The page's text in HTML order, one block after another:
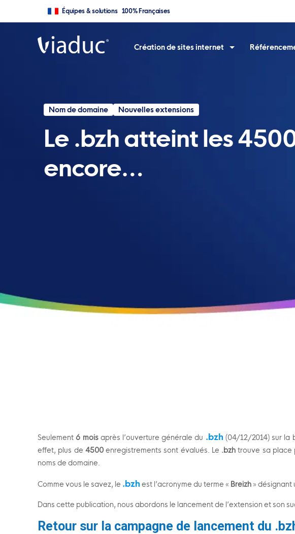
Équipes & solutions 100% Françaises
Création de sites internet
Nom de domaine Nouvelles extensions
Le .bzh atteint les
encore…
Seulement6 moisaprès l’ouverture générale du .bzh (04/12/2014) sur la
effet, plus de 4500enregistrements sont évalués. Le .bzh trouve sa place
noms de domaine.
Comme vous le savez, le .bzh est l’acronyme du terme « Breizh » désignant
Dans cette publication, nous abordons le lancement de l’extension et son
Retour sur la campagne de lancement du